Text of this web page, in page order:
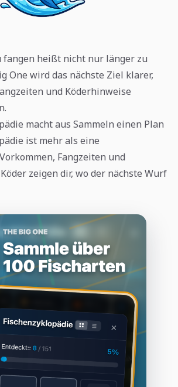
fangen heißt nicht nur länger zu
One wird das nächste Ziel klarer,
und Köderhinweise
macht aus Sammeln einen Plan
ist mehr als eine
Fangzeiten und
zeigen dir, wo der nächste Wurf